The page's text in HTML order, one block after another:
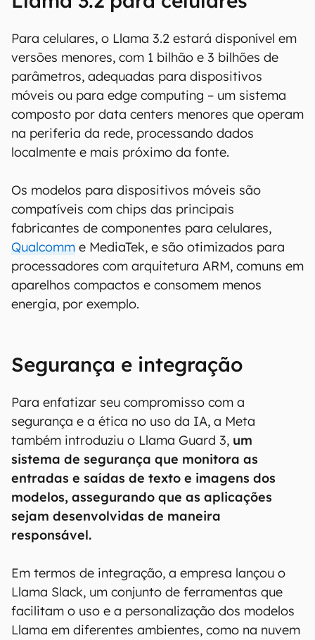
Para celulares, o Llama 3.2 estará disponível em
versões menores, com 1 bilhão e 3 bilhões de
parâmetros, adequadas para dispositivos
móveis ou para edge computing – um sistema
composto por data centers menores que operam
na periferia da rede, processando dados
localmente e mais próximo da fonte.
Os modelos para dispositivos móveis são
compatíveis com chips das principais
fabricantes de componentes para celulares,
Qualcomm e MediaTek, e são otimizados para
processadores com arquitetura ARM, comuns em
aparelhos compactos e consomem menos
energia, por exemplo.
Segurança e integração
Para enfatizar seu compromisso com a
segurança e a ética no uso da IA, a Meta
também introduziu o Llama Guard 3, um
sistema de segurança que monitora as
entradas e saídas de texto e imagens dos
modelos, assegurando que as aplicações
sejam desenvolvidas de maneira
responsável.
Em termos de integração, a empresa lançou o
Llama Slack, um conjunto de ferramentas que
facilitam o uso e a personalização dos modelos
Llama em diferentes ambientes, como na nuvem